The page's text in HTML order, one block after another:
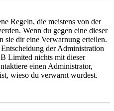
Regeln, die meistens von der
Wenn du gegen eine dieser
sie dir eine Verwarnung erteilen.
der Administration
Limited nichts mit dieser
einen Administrator,
wieso du verwarnt wurdest.